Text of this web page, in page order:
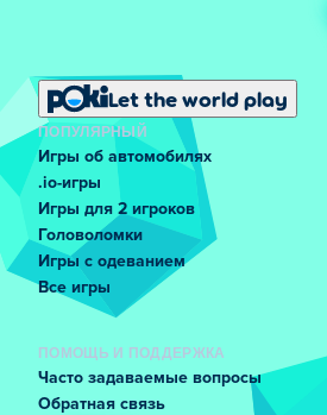
Let the world play
ПОПУЛЯРНЫЙ
Игры об автомобилях
.io-игры
Игры для 2 игроков
Головоломки
Игры с одеванием
Все игры
ПОМОЩЬ И ПОДДЕРЖКА
Часто задаваемые вопросы
Обратная связь